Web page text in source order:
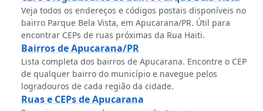
Veja todos os endereços e códigos postais disponíveis no
bairro Parque Bela Vista, em Apucarana/PR. Útil para
encontrar CEPs de ruas próximas da Rua Haiti.
Bairros de Apucarana/PR
Lista completa dos bairros de Apucarana. Encontre o CEP
de qualquer bairro do município e navegue pelos
logradouros de cada região da cidade.
Ruas e CEPs de Apucarana